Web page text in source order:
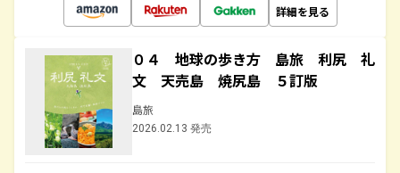
詳細を見る
０４ 地球の歩き方 島旅 利尻 礼
文 天売島 焼尻島 ５訂版
島旅
2026.02.13 発売